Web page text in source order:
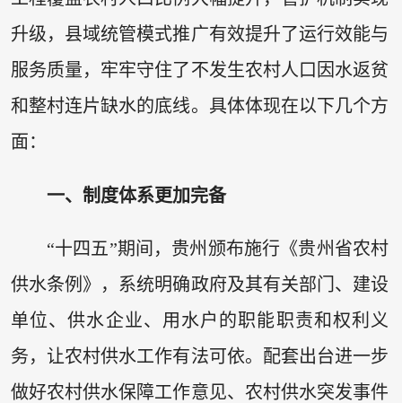
升级，县域统管模式推广有效提升了运行效能与
服务质量，牢牢守住了不发生农村人口因水返贫
和整村连片缺水的底线。具体体现在以下几个方
面：
一、 制度体系更加完备
“十四五”期间，贵州颁布施行《贵州省农村
供水条例》，系统明确政府及其有关部门、建设
单位、供水企业、用水户的职能职责和权利义
务，让农村供水工作有法可依。配套出台进一步
做好农村供水保障工作意见、农村供水突发事件